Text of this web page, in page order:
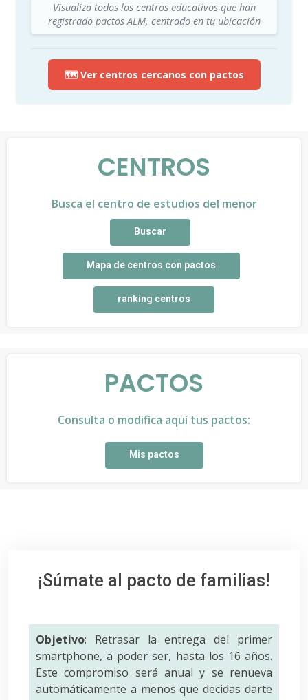
Visualiza todos los centros educativos que han
registrado pactos ALM, centrado en tu ubicación
🗺️ Ver centros cercanos con pactos
CENTROS
Busca el centro de estudios del menor
Buscar
Mapa de centros con pactos
ranking centros
PACTOS
Consulta o modifica aquí tus pactos:
Mis pactos
¡Súmate al pacto de familias!
Objetivo: Retrasar la entrega del primer
smartphone, a poder ser, hasta los 16 años.
Este compromiso será anual y se renueva
automáticamente a menos que decidas darte